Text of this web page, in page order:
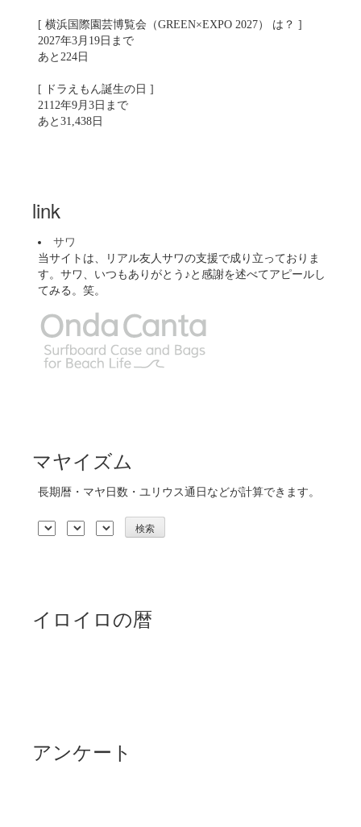
[ 横浜国際園芸博覧会（GREEN×EXPO 2027） は？ ]
2027年3月19日まで
あと224日
[ ドラえもん誕生の日 ]
2112年9月3日まで
あと31,438日
link
サワ
当サイトは、リアル友人サワの支援で成り立っておりま
す。サワ、いつもありがとう♪と感謝を述べてアピールし
てみる。笑。
マヤイズム
長期暦・マヤ日数・ユリウス通日などが計算できます。
イロイロの暦
アンケート